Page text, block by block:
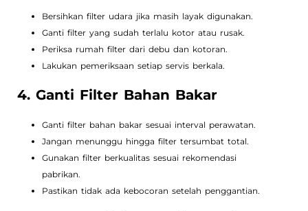
Bersihkan filter udara jika masih layak digunakan.
Ganti filter yang sudah terlalu kotor atau rusak.
Periksa rumah filter dari debu dan kotoran.
Lakukan pemeriksaan setiap servis berkala.
4. Ganti Filter Bahan Bakar
Ganti filter bahan bakar sesuai interval perawatan.
Jangan menunggu hingga filter tersumbat total.
Gunakan filter berkualitas sesuai rekomendasi
pabrikan.
Pastikan tidak ada kebocoran setelah penggantian.